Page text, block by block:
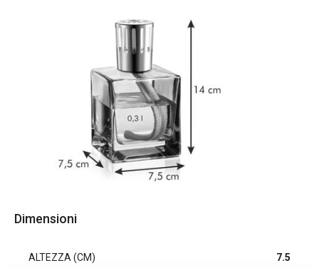
Dimensioni
ALTEZZA (CM) 7.5